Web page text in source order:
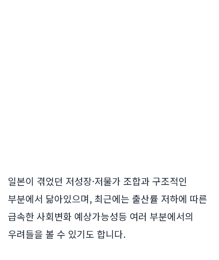
일본이 겪었던 저성장·저물가 조합과 구조적인
부분에서 닮아있으며, 최근에는 출산률 저하에 따른
급속한 사회변화 예상가능성등 여러 부분에서의
우려들을 볼 수 있기도 합니다.